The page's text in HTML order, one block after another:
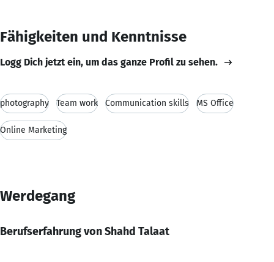
Fähigkeiten und Kenntnisse
Logg Dich jetzt ein, um das ganze Profil zu sehen.
photography Team work Communication skills MS Office
Online Marketing
Werdegang
Berufserfahrung von Shahd Talaat